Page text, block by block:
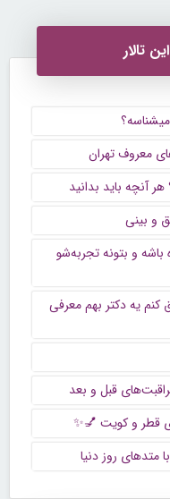
تالار
معروف تهران
آنچه باید بدانید
و بینی
و بتونه تجربه‌شو
کنم یه دکتر بهم معرفی
قبل و بعد
قطر و کویت 💅✨
متدهای روز دنیا